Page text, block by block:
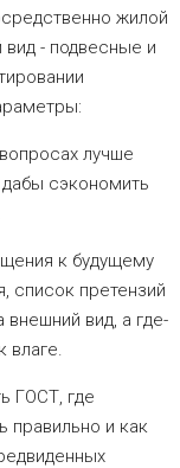
жилой
вид - подвесные и
лучше
сэкономить
к будущему
список претензий
внешний вид, а где-
влаге.
ГОСТ, где
правильно и как